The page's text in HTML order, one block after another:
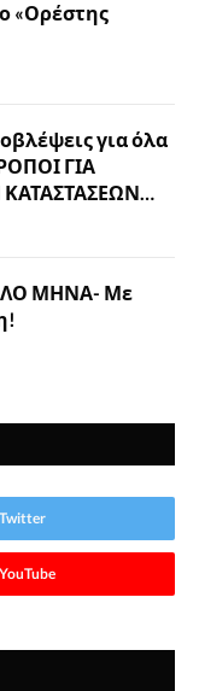
«Ορέστης
για όλα
ΓΙΑ
ΚΑΤΑΣΤΑΣΕΩΝ…
ΜΗΝΑ- Με
Twitter
YouTube